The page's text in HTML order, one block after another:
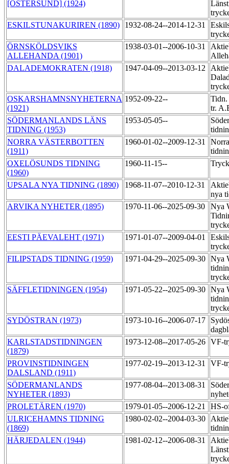
[ÖSTERSUND] (1924)
ESKILSTUNAKURIREN (1890)
1932-08-24--2014-12-31
ÖRNSKÖLDSVIKS
ALLEHANDA (1901)
1938-03-01--2006-10-31
DALADEMOKRATEN (1918)
1947-04-09--2013-03-12
OSKARSHAMNSNYHETERNA
(1921)
1952-09-22--
Tidn.
tr.
SÖDERMANLANDS LÄNS
TIDNING (1953)
1953-05-05--
NORRA VÄSTERBOTTEN
(1911)
1960-01-02--2009-12-31
OXELÖSUNDS TIDNING
(1960)
1960-11-15--
UPSALA NYA TIDNING (1890) 1968-11-07--2010-12-31
nya
ARVIKA NYHETER (1895)
1970-11-06--2025-09-30
Nya
EESTI PÄEVALEHT (1971)
1971-01-07--2009-04-01
FILIPSTADS TIDNING (1959)
1971-04-29--2025-09-30 Nya
SÄFFLETIDNINGEN (1954)
1971-05-22--2025-09-30 Nya
SYDÖSTRAN (1973)
1973-10-16--2006-07-17
KARLSTADSTIDNINGEN
(1879)
1973-12-08--2017-05-26 VF-
PROVINSTIDNINGEN
DALSLAND (1911)
1977-02-19--2013-12-31 VF-
SÖDERMANLANDS
NYHETER (1893)
1977-08-04--2013-08-31
PROLETÄREN (1970)
1979-01-05--2006-12-21
HS-
ULRICEHAMNS TIDNING
(1869)
1980-02-02--2004-03-30
HÄRJEDALEN (1944)
1981-02-12--2006-08-31